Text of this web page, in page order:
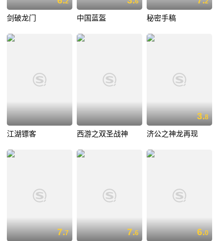
剑破龙门 中国蓝盔 秘密手稿
江湖镖客 西游之双圣战神
3.8
济公之神龙再现
7.7 7.6 6.0